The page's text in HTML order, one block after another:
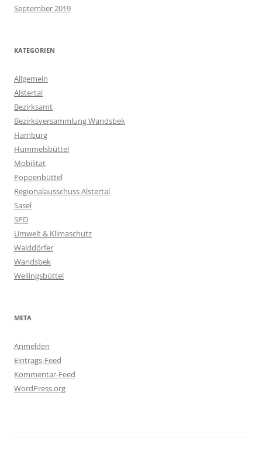
September 2019
KATEGORIEN
Allgemein
Alstertal
Bezirksamt
Bezirksversammlung Wandsbek
Hamburg
Hummelsbüttel
Mobilität
Poppenbüttel
Regionalausschuss Alstertal
Sasel
SPD
Umwelt & Klimaschutz
Walddörfer
Wandsbek
Wellingsbüttel
META
Anmelden
Eintrags-Feed
Kommentar-Feed
WordPress.org